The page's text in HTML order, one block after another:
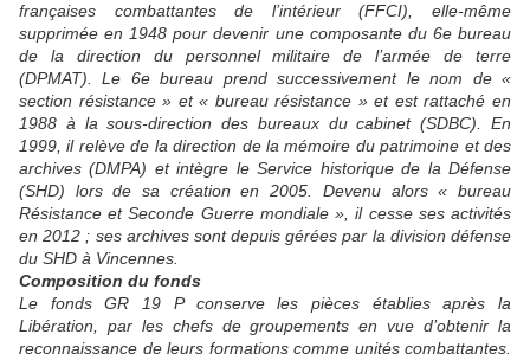
françaises combattantes de l’intérieur (FFCI), elle-même
supprimée en 1948 pour devenir une composante du 6e bureau
de la direction du personnel militaire de l’armée de terre
(DPMAT). Le 6e bureau prend successivement le nom de «
section résistance » et « bureau résistance » et est rattaché en
1988 à la sous-direction des bureaux du cabinet (SDBC). En
1999, il relève de la direction de la mémoire du patrimoine et des
archives (DMPA) et intègre le Service historique de la Défense
(SHD) lors de sa création en 2005. Devenu alors « bureau
Résistance et Seconde Guerre mondiale », il cesse ses activités
en 2012 ; ses archives sont depuis gérées par la division défense
du SHD à Vincennes.
Composition du fonds
Le fonds GR 19 P conserve les pièces établies après la
Libération, par les chefs de groupements en vue d’obtenir la
reconnaissance de leurs formations comme unités combattantes.